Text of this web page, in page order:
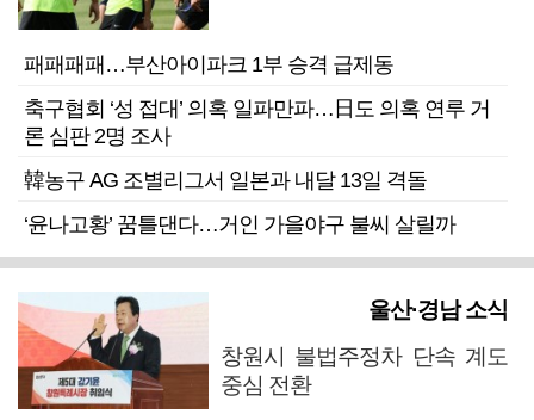
패패패패…부산아이파크 1부 승격 급제동
축구협회 ‘성 접대’ 의혹 일파만파…日도 의혹 연루 거
론 심판 2명 조사
韓농구 AG 조별리그서 일본과 내달 13일 격돌
‘윤나고황’ 꿈틀댄다…거인 가을야구 불씨 살릴까
울산·경남 소식
창원시 불법주정차 단속 계도
중심 전환